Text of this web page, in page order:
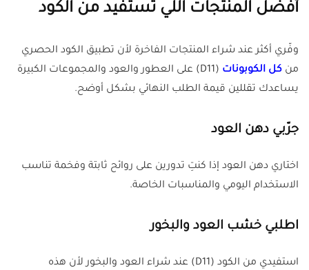
أفضل المنتجات اللي تستفيد من الكود
وفّري أكثر عند شراء المنتجات الفاخرة لأن تطبيق الكود الحصري
من كل الكوبونات
(D11) على العطور والعود والمجموعات الكبيرة
يساعدك تقللين قيمة الطلب النهائي بشكل أوضح.
جرّبي دهن العود
اختاري دهن العود إذا كنتِ تدورين على روائح ثابتة وفخمة تناسب
الاستخدام اليومي والمناسبات الخاصة.
اطلبي خشب العود والبخور
استفيدي من الكود (D11) عند شراء العود والبخور لأن هذه